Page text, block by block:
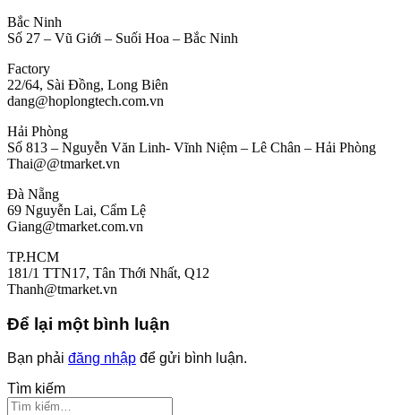
Bắc Ninh
Số 27 – Vũ Giới – Suối Hoa – Bắc Ninh
Factory
22/64, Sài Đồng, Long Biên
dang@hoplongtech.com.vn
Hải Phòng
Số 813 – Nguyễn Văn Linh- Vĩnh Niệm – Lê Chân – Hải Phòng
Thai@@tmarket.vn
Đà Nẵng
69 Nguyễn Lai, Cẩm Lệ
Giang@tmarket.com.vn
TP.HCM
181/1 TTN17, Tân Thới Nhất, Q12
Thanh@tmarket.vn
Để lại một bình luận
Bạn phải đăng nhập để gửi bình luận.
Tìm kiếm